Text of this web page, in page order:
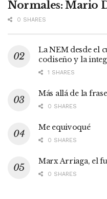
Normales: Mario
0 SHARES
La NEM desde el
codiseño y la
1 SHARES
Más allá de la
0 SHARES
Me equivoqué
0 SHARES
Marx Arriaga, el
0 SHARES